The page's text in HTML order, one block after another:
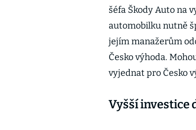
šéfa Škody Auto na
automobilku nutně
jejím manažerům
Česko výhoda.
vyjednat pro Česko
Vyšší